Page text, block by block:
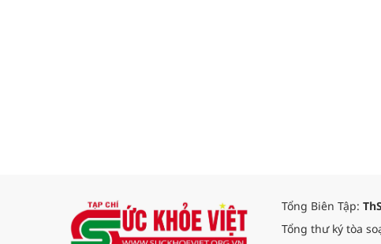
Tổng Biên Tập:
Tổng thư ký tòa